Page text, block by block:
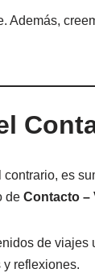
Además,
es
de Contacto –
de
reflexiones.